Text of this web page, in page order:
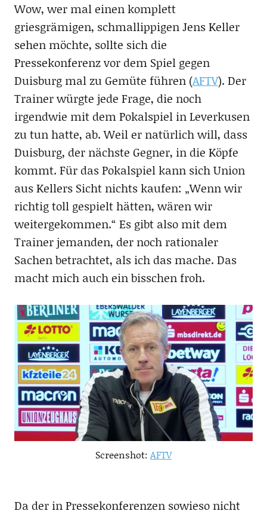
Wow, wer mal einen komplett
griesgrämigen, schmallippigen Jens Keller
sehen möchte, sollte sich die
Pressekonferenz vor dem Spiel gegen
Duisburg mal zu Gemüte führen (AFTV). Der
Trainer würgte jede Frage, die noch
irgendwie mit dem Pokalspiel in Leverkusen
zu tun hatte, ab. Weil er natürlich will, dass
Duisburg, der nächste Gegner, in die Köpfe
kommt. Für das Pokalspiel kann sich Union
aus Kellers Sicht nichts kaufen: „Wenn wir
richtig toll gespielt hätten, wären wir
weitergekommen.“ Es gibt also mit dem
Trainer jemanden, der noch rationaler
Sachen betrachtet, als ich das mache. Das
macht mich auch ein bisschen froh.
Screenshot: AFTV
Da der in Pressekonferenzen sowieso nicht